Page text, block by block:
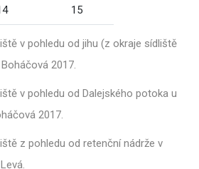
15
v pohledu od jihu (z okraje sídliště
2017.
v pohledu od Dalejského potoka u
2017.
z pohledu od retenční nádrže v